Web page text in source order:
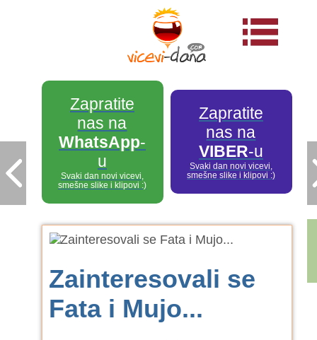
Zapratite
nas na
WhatsApp-
u
Svaki dan novi vicevi,
smešne slike i klipovi :)
Zapratite
nas na
VIBER-u
Svaki dan novi vicevi,
smešne slike i klipovi :)
Zainteresovali se
Fata i Mujo...